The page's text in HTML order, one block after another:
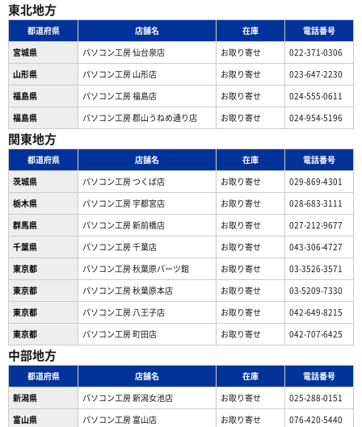
東北地方
都道府県 店舗名 在庫
電話番号
宮城県
パソコン工房 仙台泉店 お取り寄せ
022-371-0306
山形県
パソコン工房 山形店 お取り寄せ
023-647-2230
福島県
パソコン工房 福島店 お取り寄せ
024-555-0611
福島県
パソコン工房 郡山うねめ通り店 お取り寄せ 024-954-5196
関東地方
都道府県 店舗名 在庫
電話番号
茨城県
パソコン工房 つくば店 お取り寄せ
029-869-4301
栃木県
パソコン工房 宇都宮店 お取り寄せ
028-683-3111
群馬県
パソコン工房 新前橋店 お取り寄せ
027-212-9677
千葉県
パソコン工房 千葉店 お取り寄せ
043-306-4727
東京都
パソコン工房 秋葉原パーツ館 お取り寄せ
03-3526-3571
東京都
パソコン工房 秋葉原本店 お取り寄せ
03-5209-7330
東京都
パソコン工房 八王子店 お取り寄せ
042-649-8215
東京都
パソコン工房 町田店 お取り寄せ 042-707-6425
中部地方
都道府県 店舗名 在庫
電話番号
新潟県
パソコン工房 新潟女池店 お取り寄せ
025-288-0151
富山県
パソコン工房 富山店 お取り寄せ
076-420-5440